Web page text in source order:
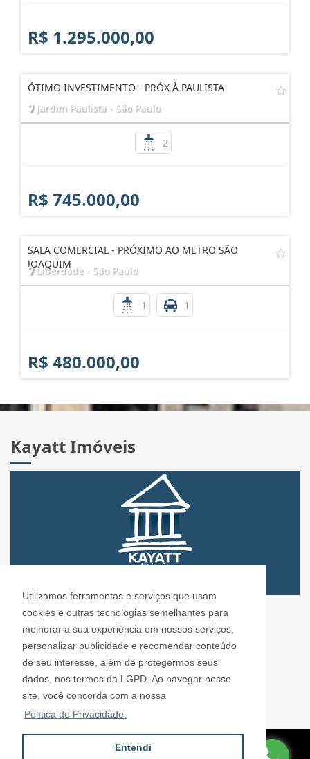
Utilizamos ferramentas e serviços que usam
cookies e outras tecnologias semelhantes para
melhorar a sua experiência em nossos serviços,
personalizar publicidade e recomendar conteúdo
de seu interesse, além de protegermos seus
dados, nos termos da LGPD. Ao navegar nesse
site, você concorda com a nossa
Política de Privacidade.
Entendi
R$ 1.295.000,00
ÓTIMO INVESTIMENTO - PRÓX À PAULISTA
Jardim Paulista - São Paulo
2
R$ 745.000,00
SALA COMERCIAL - PRÓXIMO AO METRO SÃO
JOAQUIM
Liberdade - São Paulo
1 1
R$ 480.000,00
Kayatt Imóveis
CRECI: 72.304
Informações de Contato
Kayatt Imóveis - 72.304
contato@kayattimoveis.com.br
+55 (11) 99200-6432
ImóvelOffice© - Todos os direitos reservados